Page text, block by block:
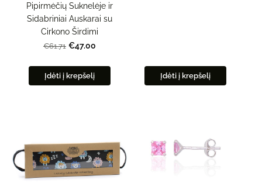
Pipirmėčių Suknelėje ir
Sidabriniai Auskarai su
Cirkono Širdimi
€61.71 €47.00
Įdėti į krepšelį Įdėti į krepšelį